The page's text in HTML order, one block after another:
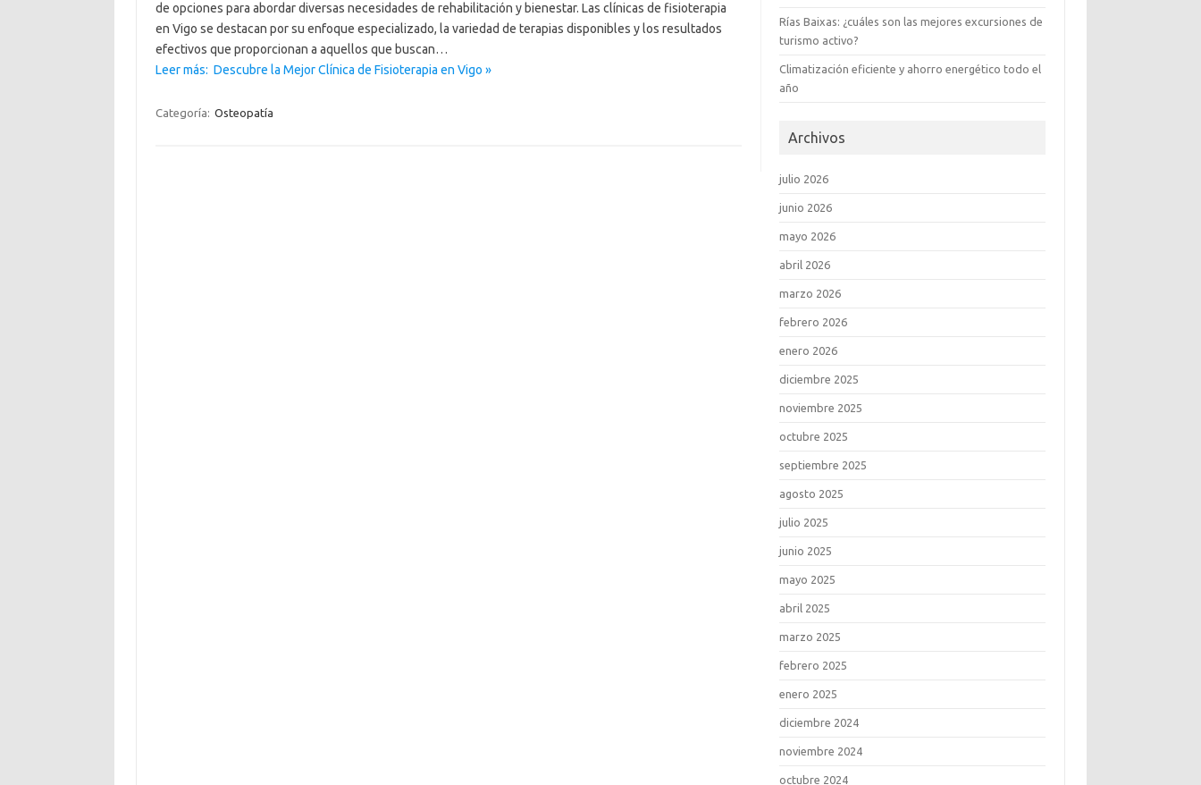
de opciones para abordar diversas necesidades de rehabilitación y bienestar. Las clínicas de fisioterapia
en Vigo se destacan por su enfoque especializado, la variedad de terapias disponibles y los resultados
efectivos que proporcionan a aquellos que buscan…
Leer más: Descubre la Mejor Clínica de Fisioterapia en Vigo »
Categoría: Osteopatía
Rías Baixas: ¿cuáles son las mejores excursiones de
turismo activo?
Climatización eficiente y ahorro energético todo el
año
Archivos
julio 2026
junio 2026
mayo 2026
abril 2026
marzo 2026
febrero 2026
enero 2026
diciembre 2025
noviembre 2025
octubre 2025
septiembre 2025
agosto 2025
julio 2025
junio 2025
mayo 2025
abril 2025
marzo 2025
febrero 2025
enero 2025
diciembre 2024
noviembre 2024
octubre 2024